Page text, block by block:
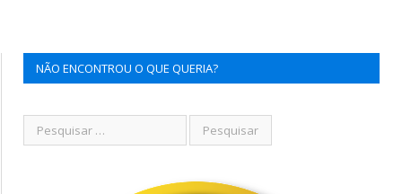
NÃO ENCONTROU O QUE QUERIA?